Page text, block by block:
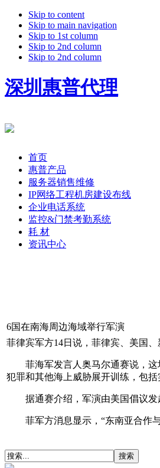
Skip to content
Skip to main navigation
Skip to 1st column
Skip to 2nd column
Skip to 2nd column
深圳惠普代理
首页
惠普产品
服务器销售维修
IP网络工程机房建设布线
企业电话系统
监控&门禁考勤系统
耗 材
资讯中心
6国在南海周边海域举行军演
菲律宾军方14日说，菲律宾、美国
菲海军发言人奥马尔通赛说，这场
犯罪和其他海上威胁展开训练，包
据通赛介绍，军演由美国倡议发起
菲军方消息显示，“东南亚合作与